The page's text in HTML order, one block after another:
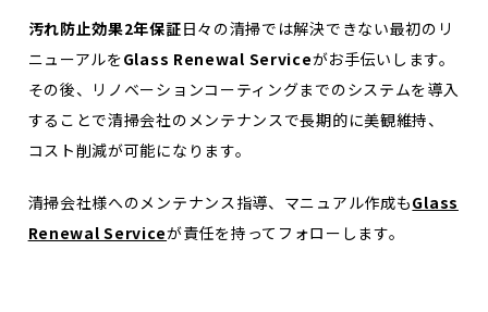
汚れ防止効果2年保証日々の清掃では解決できない最初のリ
ニューアルをGlass Renewal Serviceがお手伝いします。
その後、リノベーションコーティングまでのシステムを導入
することで清掃会社のメンテナンスで長期的に美観維持、
コスト削減が可能になります。
清掃会社様へのメンテナンス指導、マニュアル作成もGlass
Renewal Serviceが責任を持ってフォローします。